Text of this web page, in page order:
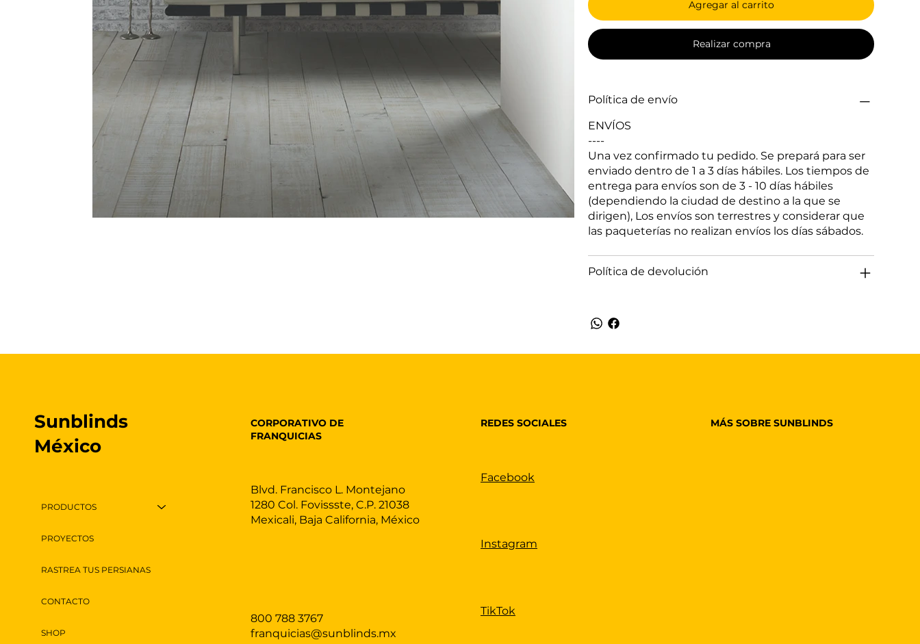
Agregar al carrito
Realizar compra
Política de envío
ENVÍOS
----
Una vez confirmado tu pedido. Se prepará para ser
enviado dentro de 1 a 3 días hábiles. Los tiempos de
entrega para envíos son de 3 - 10 días hábiles
(dependiendo la ciudad de destino a la que se
dirigen), Los envíos son terrestres y considerar que
las paqueterías no realizan envíos los días sábados.
Política de devolución
PRODUCTOS
PROYECTOS
RASTREA TUS PERSIANAS
CONTACTO
SHOP
Sunblinds
México
800 788 3767
franquicias@sunblinds.mx
Blvd. Francisco L. Montejano
1280 Col. Fovissste, C.P. 21038
Mexicali, Baja California, México
CORPORATIVO DE
FRANQUICIAS
REDES SOCIALES
Facebook
Instagram
TikTok
MÁS SOBRE SUNBLINDS